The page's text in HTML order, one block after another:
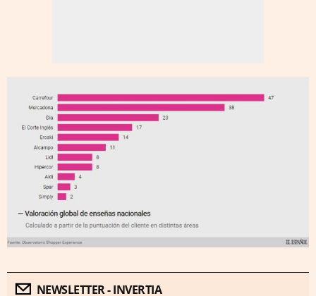
NEWSLETTER - INVERTIA